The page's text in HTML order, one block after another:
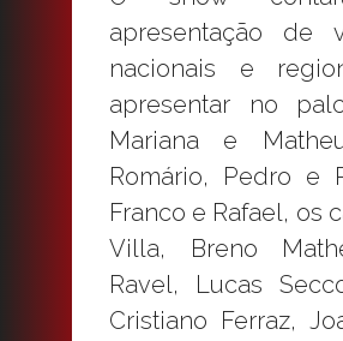
apresentação de
nacionais e
apresentar no
Mariana e
Romário, Pedro e
Franco e Rafael, os
Villa, Breno
Ravel, Lucas
Cristiano Ferraz,